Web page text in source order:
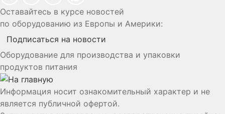
Оставайтесь в курсе новостей
по оборудованию из Европы и Америки:
Подписаться на новости
Оборудование для производства и упаковки
продуктов питания
Информация носит ознакомительный характер и не
является публичной офертой.